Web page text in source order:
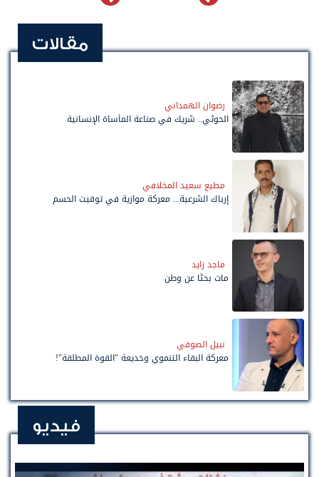
مقالات
رضوان الهمداني
الحوثي.. شريك في صناعة المأساة الإنسانية
مطيع سعيد المخلافي
إرباك الشرعية... معركة موازية في توقيت الحسم
ماجد زايد
مات بحثًا عن وطن
نبيل الصوفي
معركة البقاء التنموي وخديعة "القوة المطلقة"!
فيديو